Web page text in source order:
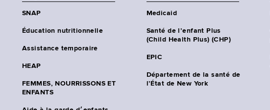
SNAP
Éducation nutritionnelle
Assistance temporaire
HEAP
FEMMES, NOURRISSONS ET
ENFANTS
Medicaid
Santé de l’enfant Plus
(Child Health Plus) (CHP)
EPIC
Département de la santé de
l’État de New York